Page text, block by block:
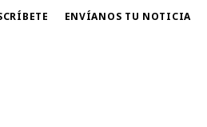
ENVÍANOS TU NOTICIA